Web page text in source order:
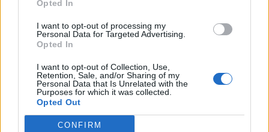
Opted In
I want to opt-out of processing my
Personal Data for Targeted Advertising.
Opted In
I want to opt-out of Collection, Use,
Retention, Sale, and/or Sharing of my
Personal Data that Is Unrelated with the
Purposes for which it was collected.
Opted Out
CONFIRM